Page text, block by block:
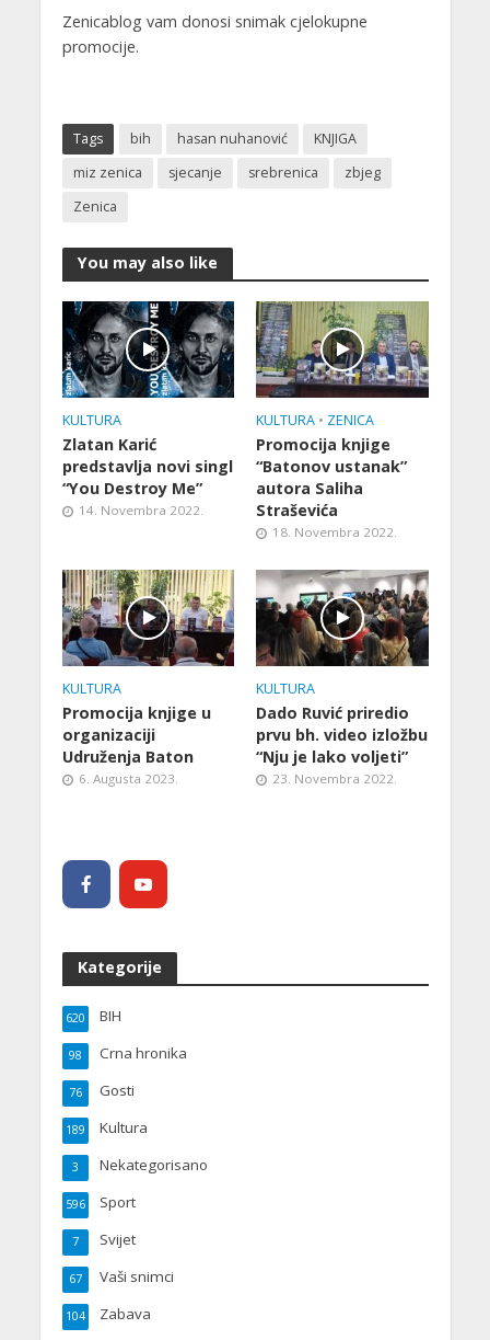
Zenicablog vam donosi snimak cjelokupne
promocije.
Tags bih hasan nuhanović
KNJIGA
miz zenica
sjecanje srebrenica
zbjeg
Zenica
You may also like
KULTURA
Zlatan Karić
predstavlja novi singl
“You Destroy Me”
14. Novembra 2022.
KULTURA • ZENICA
Promocija knjige
“Batonov ustanak”
autora Saliha
Straševića
18. Novembra 2022.
KULTURA
Promocija knjige u
organizaciji
Udruženja Baton
6. Augusta 2023.
KULTURA
Dado Ruvić priredio
prvu bh. video izložbu
“Nju je lako voljeti”
23. Novembra 2022.
Kategorije
BIH
620
Crna hronika
98
Gosti
76
Kultura
189
Nekategorisano
3
Sport
596
Svijet
7
Vaši snimci
67
Zabava
104